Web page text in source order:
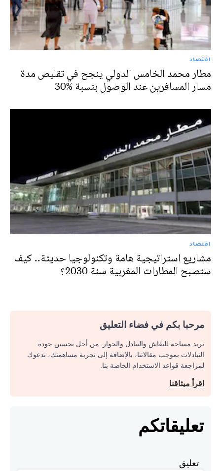
اقتصاد
مطار محمد الخامس الدولي ينجح في تقليص مدة
مسار المسافرين عند الوصول بنسبة %30
اقتصاد
مشاريع استراتيجية هامة وتكنولوجيا حديثة.. كيف
ستصبح المطارات المغربية سنة 2030؟
مرحبا بكم في فضاء التعليق
نريد مساحة للنقاش والتبادل والحوار. من أجل تحسين جودة
التبادلات بموجب مقالاتنا، بالإضافة إلى تجربة مساهمتك، ندعوك
لمراجعة قواعد الاستخدام الخاصة بنا.
اقرأ ميثاقنا
تعليقاتكم
تعليق